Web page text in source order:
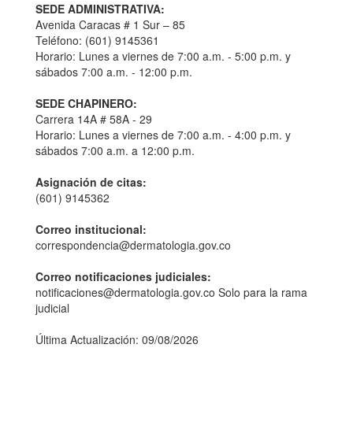
SEDE ADMINISTRATIVA:
Avenida Caracas # 1 Sur – 85
Teléfono: (601) 9145361
Horario: Lunes a viernes de 7:00 a.m. - 5:00 p.m. y
sábados 7:00 a.m. - 12:00 p.m.
SEDE CHAPINERO:
Carrera 14A # 58A - 29
Horario: Lunes a viernes de 7:00 a.m. - 4:00 p.m. y
sábados 7:00 a.m. a 12:00 p.m.
Asignación de citas:
(601) 9145362
Correo institucional:
correspondencia@dermatologia.gov.co
Correo notificaciones judiciales:
notificaciones@dermatologia.gov.co Solo para la rama
judicial
Última Actualización: 09/08/2026